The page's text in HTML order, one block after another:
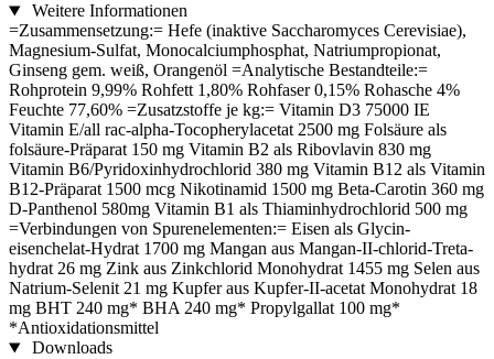
Weitere Informationen
=Zusammensetzung:= Hefe (inaktive Saccharomyces Cerevisiae),
Magnesium-Sulfat, Monocalciumphosphat, Natriumpropionat,
Ginseng gem. weiß, Orangenöl =Analytische Bestandteile:=
Rohprotein 9,99% Rohfett 1,80% Rohfaser 0,15% Rohasche 4%
Feuchte 77,60% =Zusatzstoffe je kg:= Vitamin D3 75000 IE
Vitamin E/all rac-alpha-Tocopherylacetat 2500 mg Folsäure als
folsäure-Präparat 150 mg Vitamin B2 als Ribovlavin 830 mg
Vitamin B6/Pyridoxinhydrochlorid 380 mg Vitamin B12 als Vitamin
B12-Präparat 1500 mcg Nikotinamid 1500 mg Beta-Carotin 360 mg
D-Panthenol 580mg Vitamin B1 als Thiaminhydrochlorid 500 mg
=Verbindungen von Spurenelementen:= Eisen als Glycin-
eisenchelat-Hydrat 1700 mg Mangan aus Mangan-II-chlorid-Treta-
hydrat 26 mg Zink aus Zinkchlorid Monohydrat 1455 mg Selen aus
Natrium-Selenit 21 mg Kupfer aus Kupfer-II-acetat Monohydrat 18
mg BHT 240 mg* BHA 240 mg* Propylgallat 100 mg*
*Antioxidationsmittel
Downloads